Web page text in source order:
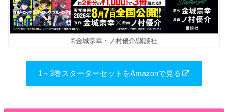
©︎金城宗幸・ノ村優介/講談社
1～3巻スターターセットをAmazonで見る